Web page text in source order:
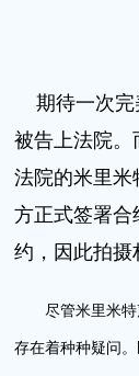
期待一次
被告上法院。
法院的米里米
方正式签署合
约，因此拍摄
尽管米里米
存在着种种疑问